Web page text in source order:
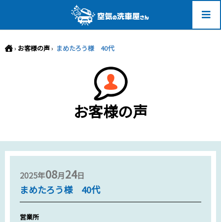
› お客様の声› まめたろう様 40代
お客様の声
2025年08月24日
まめたろう様 40代
営業所